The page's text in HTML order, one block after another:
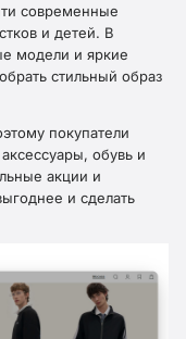
современные
и детей. В
модели и яркие
стильный образ
покупатели
обувь и
акции и
и сделать